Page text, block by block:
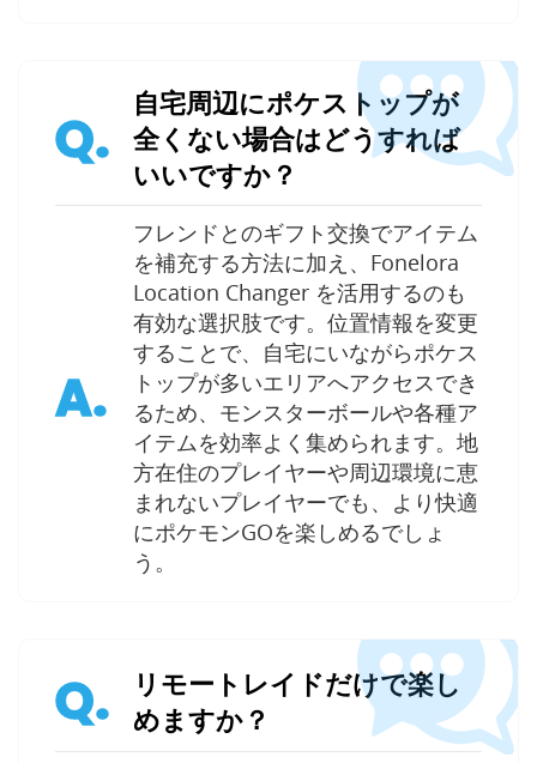
Q.
自宅周辺にポケストップが
全くない場合はどうすれば
いいですか？
A.
フレンドとのギフト交換でアイテム
を補充する方法に加え、Fonelora
Location Changer を活用するのも
有効な選択肢です。位置情報を変更
することで、自宅にいながらポケス
トップが多いエリアへアクセスでき
るため、モンスターボールや各種ア
イテムを効率よく集められます。地
方在住のプレイヤーや周辺環境に恵
まれないプレイヤーでも、より快適
にポケモンGOを楽しめるでしょ
う。
Q.
リモートレイドだけで楽し
めますか？